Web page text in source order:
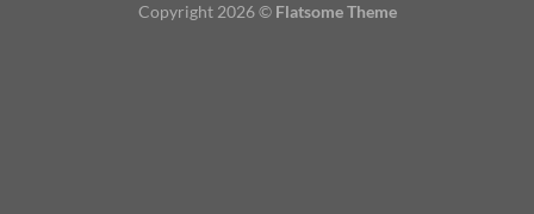
Copyright 2026 © Flatsome Theme